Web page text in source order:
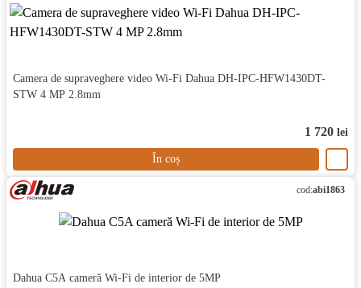
Camera de supraveghere video Wi-Fi Dahua DH-IPC-HFW1430DT-
STW 4 MP 2.8mm
1 720 lei
În coș
cod:abi1863
Dahua C5A cameră Wi-Fi de interior de 5MP